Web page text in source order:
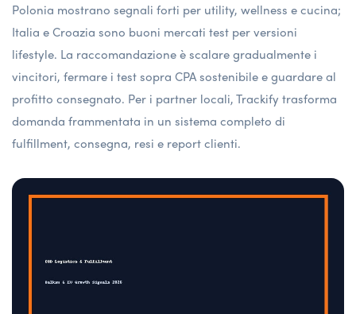
Polonia mostrano segnali forti per utility, wellness e cucina;
Italia e Croazia sono buoni mercati test per versioni
lifestyle. La raccomandazione è scalare gradualmente i
vincitori, fermare i test sopra CPA sostenibile e guardare al
profitto consegnato. Per i partner locali, Trackify trasforma
domanda frammentata in un sistema completo di
fulfillment, consegna, resi e report clienti.